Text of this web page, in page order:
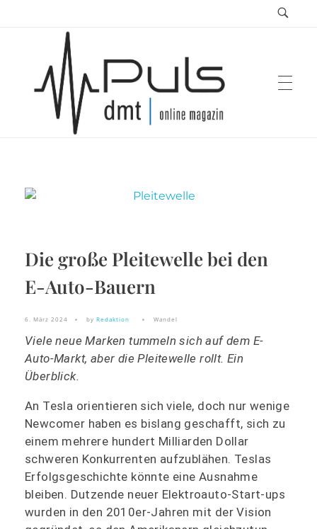
Puls Magazin
Zukunft der Mobilität
Die große Pleitewelle bei den
E-Auto-Bauern
6. März 2024 by Redaktion Wandel
Viele neue Marken tummeln sich auf dem E-
Auto-Markt, aber die Pleitewelle rollt. Ein
Überblick.
An Tesla orientieren sich viele, doch nur wenige
Newcomer haben es bislang geschafft, sich zu
einem mehrere hundert Milliarden Dollar
schweren Konkurrenten aufzublähen. Teslas
Erfolgsgeschichte könnte eine Ausnahme
bleiben. Dutzende neuer Elektroauto-Start-ups
wurden in den 2010er-Jahren mit der Vision